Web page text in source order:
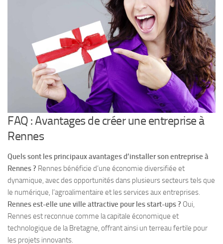
FAQ : Avantages de créer une entreprise à
Rennes
Quels sont les principaux avantages d’installer son entreprise à
Rennes ? Rennes bénéficie d’une économie diversifiée et
dynamique, avec des opportunités dans plusieurs secteurs tels que
le numérique, l’agroalimentaire et les services aux entreprises.
Rennes est-elle une ville attractive pour les start-ups ? Oui,
Rennes est reconnue comme la capitale économique et
technologique de la Bretagne, offrant ainsi un terreau fertile pour
les projets innovants.